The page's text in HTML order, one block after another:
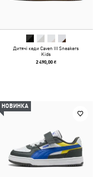
Дитячі кеди Caven III Sneakers
Kids
2 490,00 ₴
НОВИНКА